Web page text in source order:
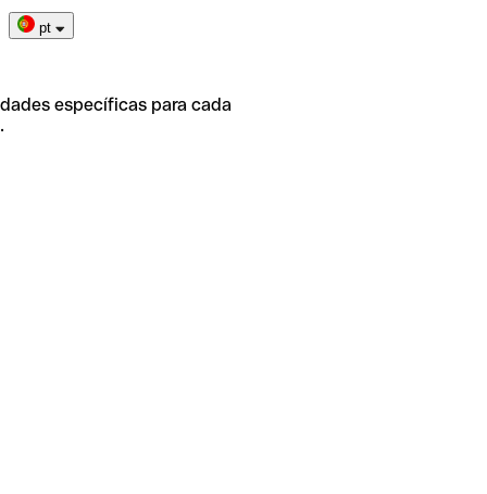
pt
específicas para cada